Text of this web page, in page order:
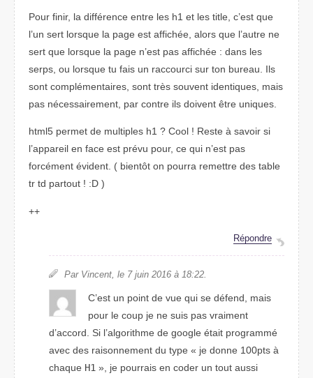
Pour finir, la différence entre les h1 et les title, c’est que
l’un sert lorsque la page est affichée, alors que l’autre ne
sert que lorsque la page n’est pas affichée : dans les
serps, ou lorsque tu fais un raccourci sur ton bureau. Ils
sont complémentaires, sont très souvent identiques, mais
pas nécessairement, par contre ils doivent être uniques.
html5 permet de multiples h1 ? Cool ! Reste à savoir si
l’appareil en face est prévu pour, ce qui n’est pas
forcément évident. ( bientôt on pourra remettre des table
tr td partout ! :D )
++
Répondre
Par Vincent, le 7 juin 2016 à 18:22.
C’est un point de vue qui se défend, mais
pour le coup je ne suis pas vraiment
d’accord. Si l’algorithme de google était programmé
avec des raisonnement du type « je donne 100pts à
chaque H1 », je pourrais en coder un tout aussi